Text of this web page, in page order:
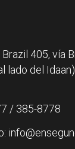
405, vía
lado del
/ 385-8778